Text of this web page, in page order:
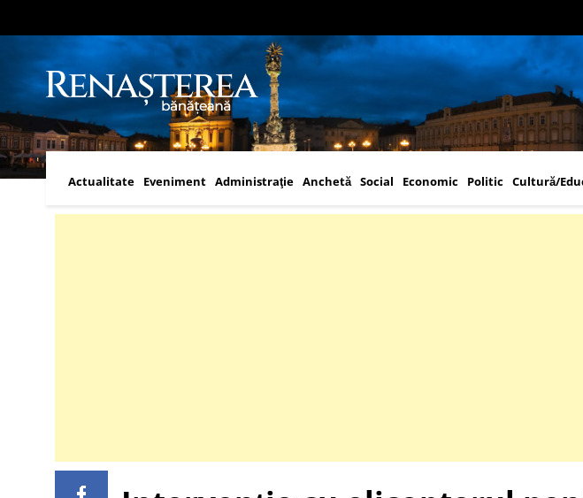
Actualitate Eveniment Administraţie Anchetă Social Economic Politic Cultură/